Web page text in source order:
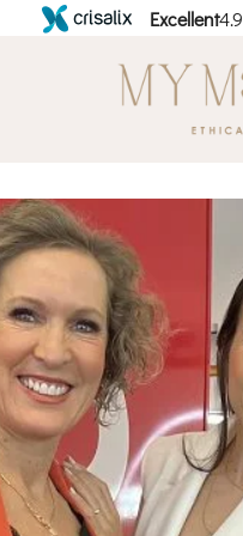
Excellent4.9